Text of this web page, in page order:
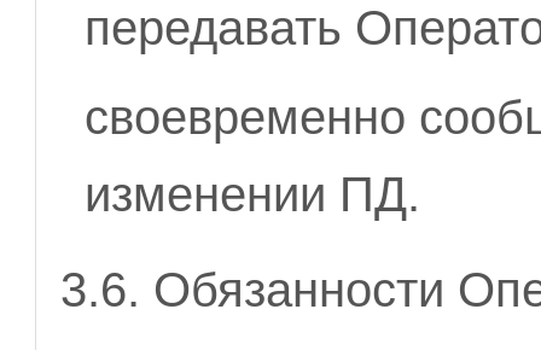
передавать
своевременно
изменении ПД.
3.6. Обязанности